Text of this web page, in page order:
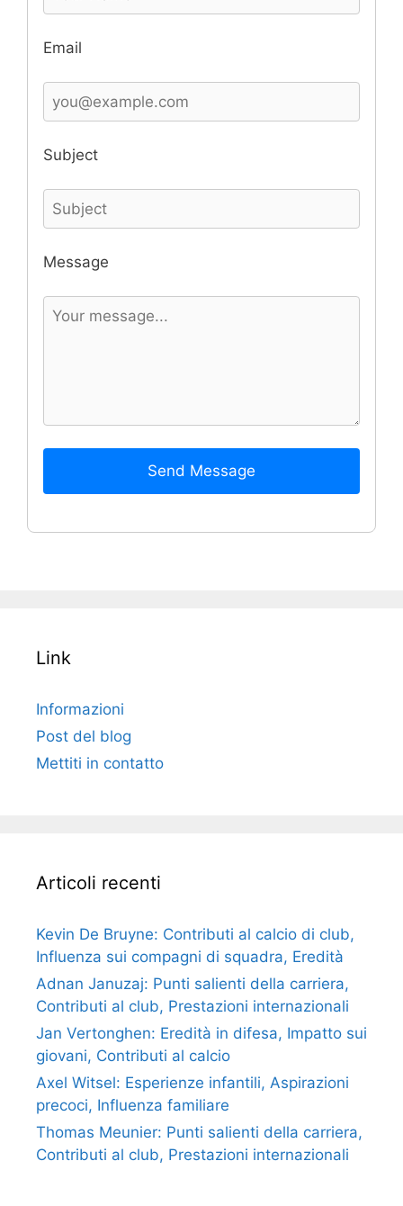
Email
Subject
Message
Send Message
Link
Informazioni
Post del blog
Mettiti in contatto
Articoli recenti
Kevin De Bruyne: Contributi al calcio di club,
Influenza sui compagni di squadra, Eredità
Adnan Januzaj: Punti salienti della carriera,
Contributi al club, Prestazioni internazionali
Jan Vertonghen: Eredità in difesa, Impatto sui
giovani, Contributi al calcio
Axel Witsel: Esperienze infantili, Aspirazioni
precoci, Influenza familiare
Thomas Meunier: Punti salienti della carriera,
Contributi al club, Prestazioni internazionali